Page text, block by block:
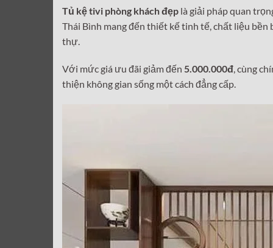
Tủ kệ tivi phòng khách đẹp là giải pháp quan
Thái Bình mang đến thiết kế tinh tế, chất liệu
thự.
Với mức giá ưu đãi giảm đến 5.000.000đ, cùng
thiện không gian sống một cách đẳng cấp.